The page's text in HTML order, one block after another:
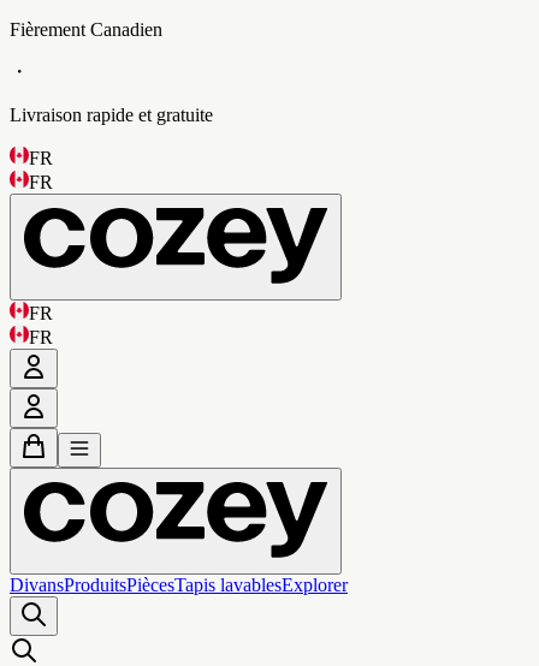
Fièrement Canadien
・
Livraison rapide et gratuite
FR
FR
FR
FR
DivansProduitsPiècesTapis lavablesExplorer